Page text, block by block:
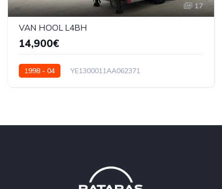
17
VAN HOOL L4BH
14,900€
1998 - 04 YE1300011AA062371